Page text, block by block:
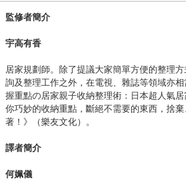
監修者簡介
宇高有香
居家規劃師。除了提議大家簡單方便的整理
詢及整理工作之外，在電視、雜誌等領域亦
握重點の居家親子收納整理術：日本超人氣
你巧妙的收納重點，斷絕不需要的東西，捨
著！》（樂友文化）。
譯者簡介
何姵儀